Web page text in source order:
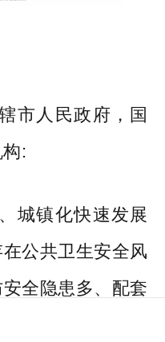
市人民政府，国
:
城镇化快速发展
公共卫生安全风
全隐患多、配套
社会治理难等突